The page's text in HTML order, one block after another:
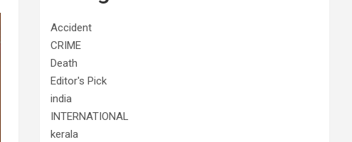
Accident
CRIME
Death
Editor's Pick
india
INTERNATIONAL
kerala